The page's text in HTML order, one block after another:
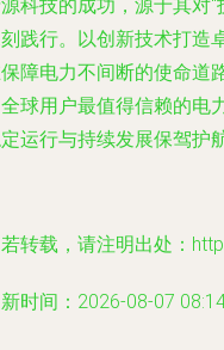
科技的成功，源于其对“
践行。以创新技术打造
障电力不间断的使命道
球用户最值得信赖的电
运行与持续发展保驾护航
转载，请注明出处：
时间：2026-08-07